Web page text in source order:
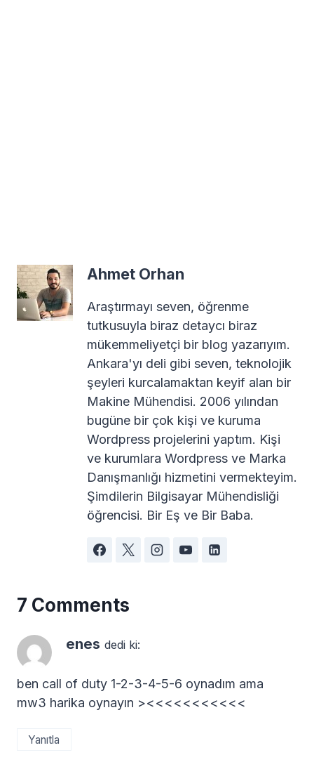
Ahmet Orhan
Araştırmayı seven, öğrenme
tutkusuyla biraz detaycı biraz
mükemmeliyetçi bir blog yazarıyım.
Ankara'yı deli gibi seven, teknolojik
şeyleri kurcalamaktan keyif alan bir
Makine Mühendisi. 2006 yılından
bugüne bir çok kişi ve kuruma
Wordpress projelerini yaptım. Kişi
ve kurumlara Wordpress ve Marka
Danışmanlığı hizmetini vermekteyim.
Şimdilerin Bilgisayar Mühendisliği
öğrencisi. Bir Eş ve Bir Baba.
7 Comments
enes dedi ki:
ben call of duty 1-2-3-4-5-6 oynadım ama
mw3 harika oynayın ><<<<<<<<<<<
Yanıtla